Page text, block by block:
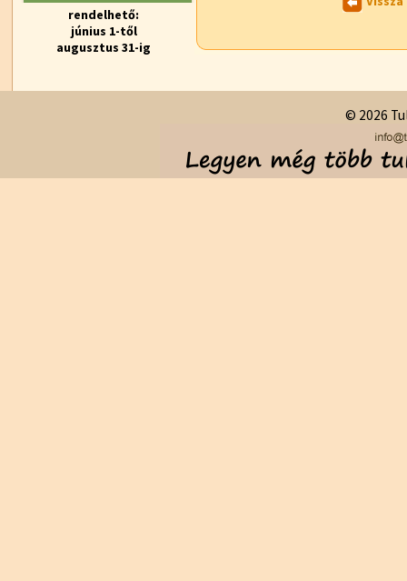
rendelhető:
június 1-től
augusztus 31-ig
© 2026